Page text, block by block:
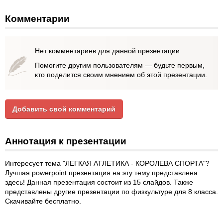
Комментарии
Нет комментариев для данной презентации
Помогите другим пользователям — будьте первым,
кто поделится своим мнением об этой презентации.
Добавить свой комментарий
Аннотация к презентации
Интересует тема "ЛЕГКАЯ АТЛЕТИКА - КОРОЛЕВА СПОРТА"?
Лучшая powerpoint презентация на эту тему представлена
здесь! Данная презентация состоит из 15 слайдов. Также
представлены другие презентации по физкультуре для 8 класса.
Скачивайте бесплатно.